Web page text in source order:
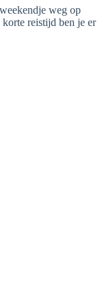
weg op
reistijd ben je er